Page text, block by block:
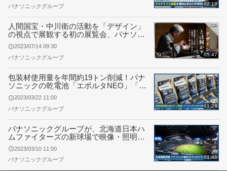
02:18
パナソニックグループ
05:47
人間国宝・中川衛の活動を「デザイン」
の視点で展観する初の展覧会、パナソニ
ック汐留美術館にて開催
2023/07/14 09:30
パナソニックグループ
01:24
包装材使用量を年間約19トン削減！パナ
ソニックの乾電池「エボルタNEO」「エ
ボルタ」エシカルパッケージのラインア
ップを拡充
2023/03/22 11:00
パナソニックグループ
01:46
パナソニックグループが、北海道日本ハ
ムファイターズの新球場で映像・照明・
音響の連動による演出など新たな観戦体
験を提供
2023/03/10 11:00
パナソニックグループ